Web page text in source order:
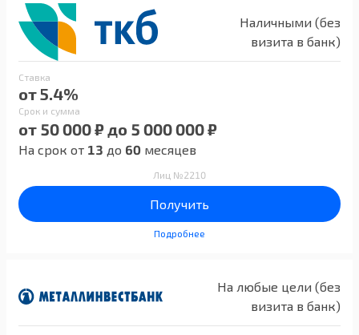
Наличными (без
визита в банк)
Ставка
от 5.4%
Срок и сумма
от 50 000 ₽ до 5 000 000 ₽
На срок от 13 до 60 месяцев
Лиц №2210
Получить
Подробнее
На любые цели (без
визита в банк)